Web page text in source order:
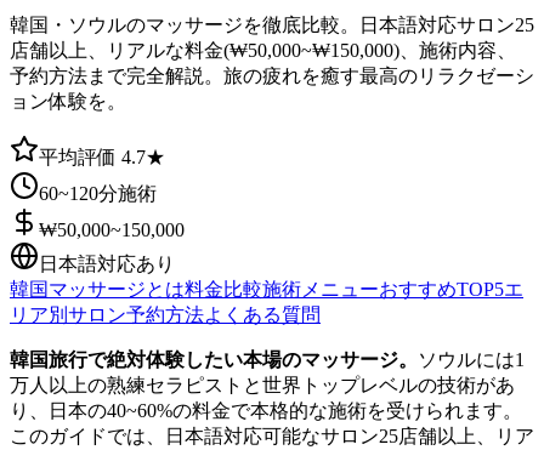
韓国・ソウルのマッサージを徹底比較。日本語対応サロン25
店舗以上、リアルな料金(₩50,000~₩150,000)、施術内容、
予約方法まで完全解説。旅の疲れを癒す最高のリラクゼーシ
ョン体験を。
平均評価 4.7★
60~120分施術
₩50,000~150,000
日本語対応あり
韓国マッサージとは料金比較施術メニューおすすめTOP5エ
リア別サロン予約方法よくある質問
韓国旅行で絶対体験したい本場のマッサージ。
ソウルには1
万人以上の熟練セラピストと世界トップレベルの技術があ
り、日本の40~60%の料金で本格的な施術を受けられます。
このガイドでは、日本語対応可能なサロン25店舗以上、リア